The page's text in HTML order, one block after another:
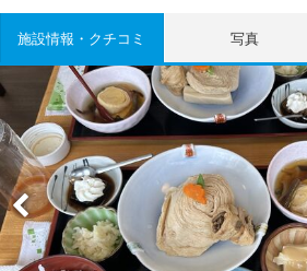
施設情報・クチコミ 写真